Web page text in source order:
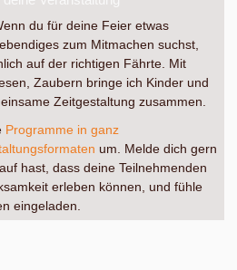
du für deine Feier etwas
zum Mitmachen suchst,
auf der richtigen Fährte. Mit
Zaubern bringe ich Kinder und
Zeitgestaltung zusammen.
Programme in ganz
um. Melde dich gern
hast, dass deine Teilnehmenden
erleben können, und fühle
eingeladen.